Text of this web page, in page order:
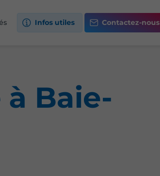
Infos utiles Contactez-nous
Baie-